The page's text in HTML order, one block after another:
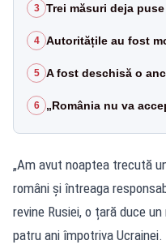
3 Trei măsuri deja
4 Autoritățile au fost
5 A fost deschisă o
6 „România nu va
„Am avut noaptea trecută
români și întreaga
revine Rusiei, o țară duce
patru ani împotriva